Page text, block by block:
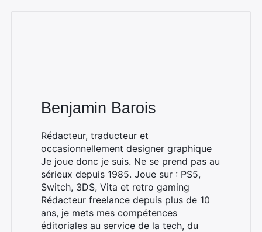
Benjamin Barois
Rédacteur, traducteur et
occasionnellement designer graphique
Je joue donc je suis. Ne se prend pas au
sérieux depuis 1985. Joue sur : PS5,
Switch, 3DS, Vita et retro gaming
Rédacteur freelance depuis plus de 10
ans, je mets mes compétences
éditoriales au service de la tech, du